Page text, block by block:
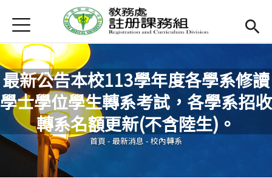
首頁
最新消息
聯絡我們
Open
業務簡介
Open
跨域學習
校內轉系
Jump to Navigation
Jump to Main content
最新公告本校113學年度各學系修讀
學士學位學生轉系考試，各學系招收
轉系名額更新(不含陸生)。
您在這裡
首頁- 最新消息 - 校內轉系